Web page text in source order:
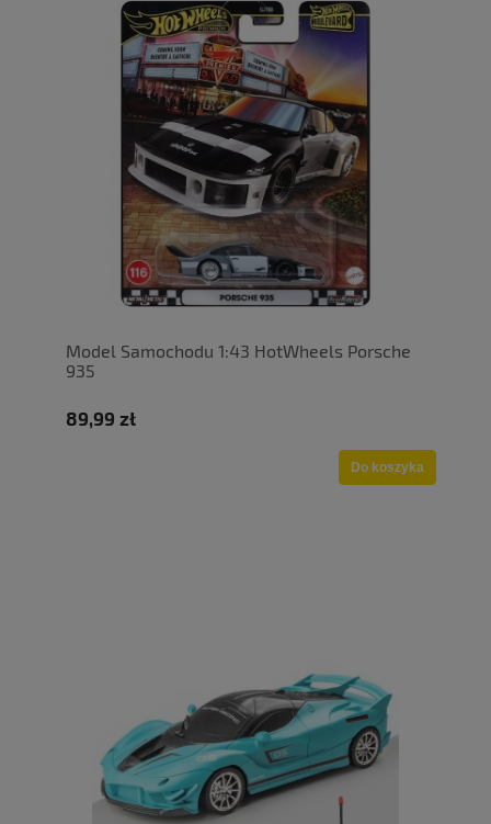
Model Samochodu 1:43 HotWheels Porsche
935
89,99 zł
Do koszyka